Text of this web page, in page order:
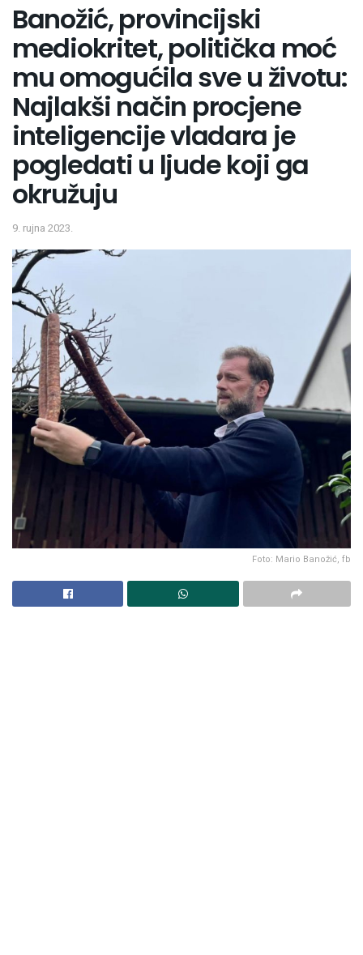
Banožić, provincijski
mediokritet, politička moć
mu omogućila sve u životu:
Najlakši način procjene
inteligencije vladara je
pogledati u ljude koji ga
okružuju
9. rujna 2023.
Foto: Mario Banožić, fb